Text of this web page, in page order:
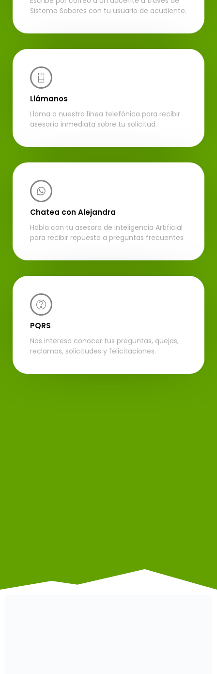
Sistema Saberes con tu usuario de acudiente.
Llámanos
Llama a nuestra línea telefónica para recibir
asesoría inmediata sobre tu solicitud.
Chatea con Alejandra
Habla con tu asesora de Inteligencia Artificial
para recibir repuesta a preguntas frecuentes
PQRS
Nos interesa conocer tus preguntas, quejas,
reclamos, solicitudes y felicitaciones.